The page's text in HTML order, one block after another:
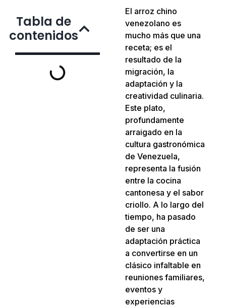
El arroz chino
venezolano es
mucho más que una
receta; es el
resultado de la
migración, la
adaptación y la
creatividad culinaria.
Este plato,
profundamente
arraigado en la
cultura gastronómica
de Venezuela,
representa la fusión
entre la cocina
cantonesa y el sabor
criollo. A lo largo del
tiempo, ha pasado
de ser una
adaptación práctica
a convertirse en un
clásico infaltable en
reuniones familiares,
eventos y
experiencias
Tabla de
contenidos